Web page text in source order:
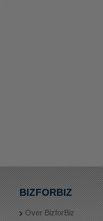
BIZFORBIZ
Over BizforBiz